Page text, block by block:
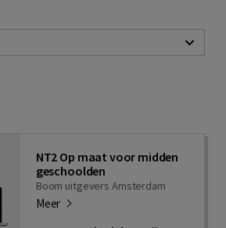
NT2 Op maat voor midden
geschoolden
Boom uitgevers Amsterdam
Meer